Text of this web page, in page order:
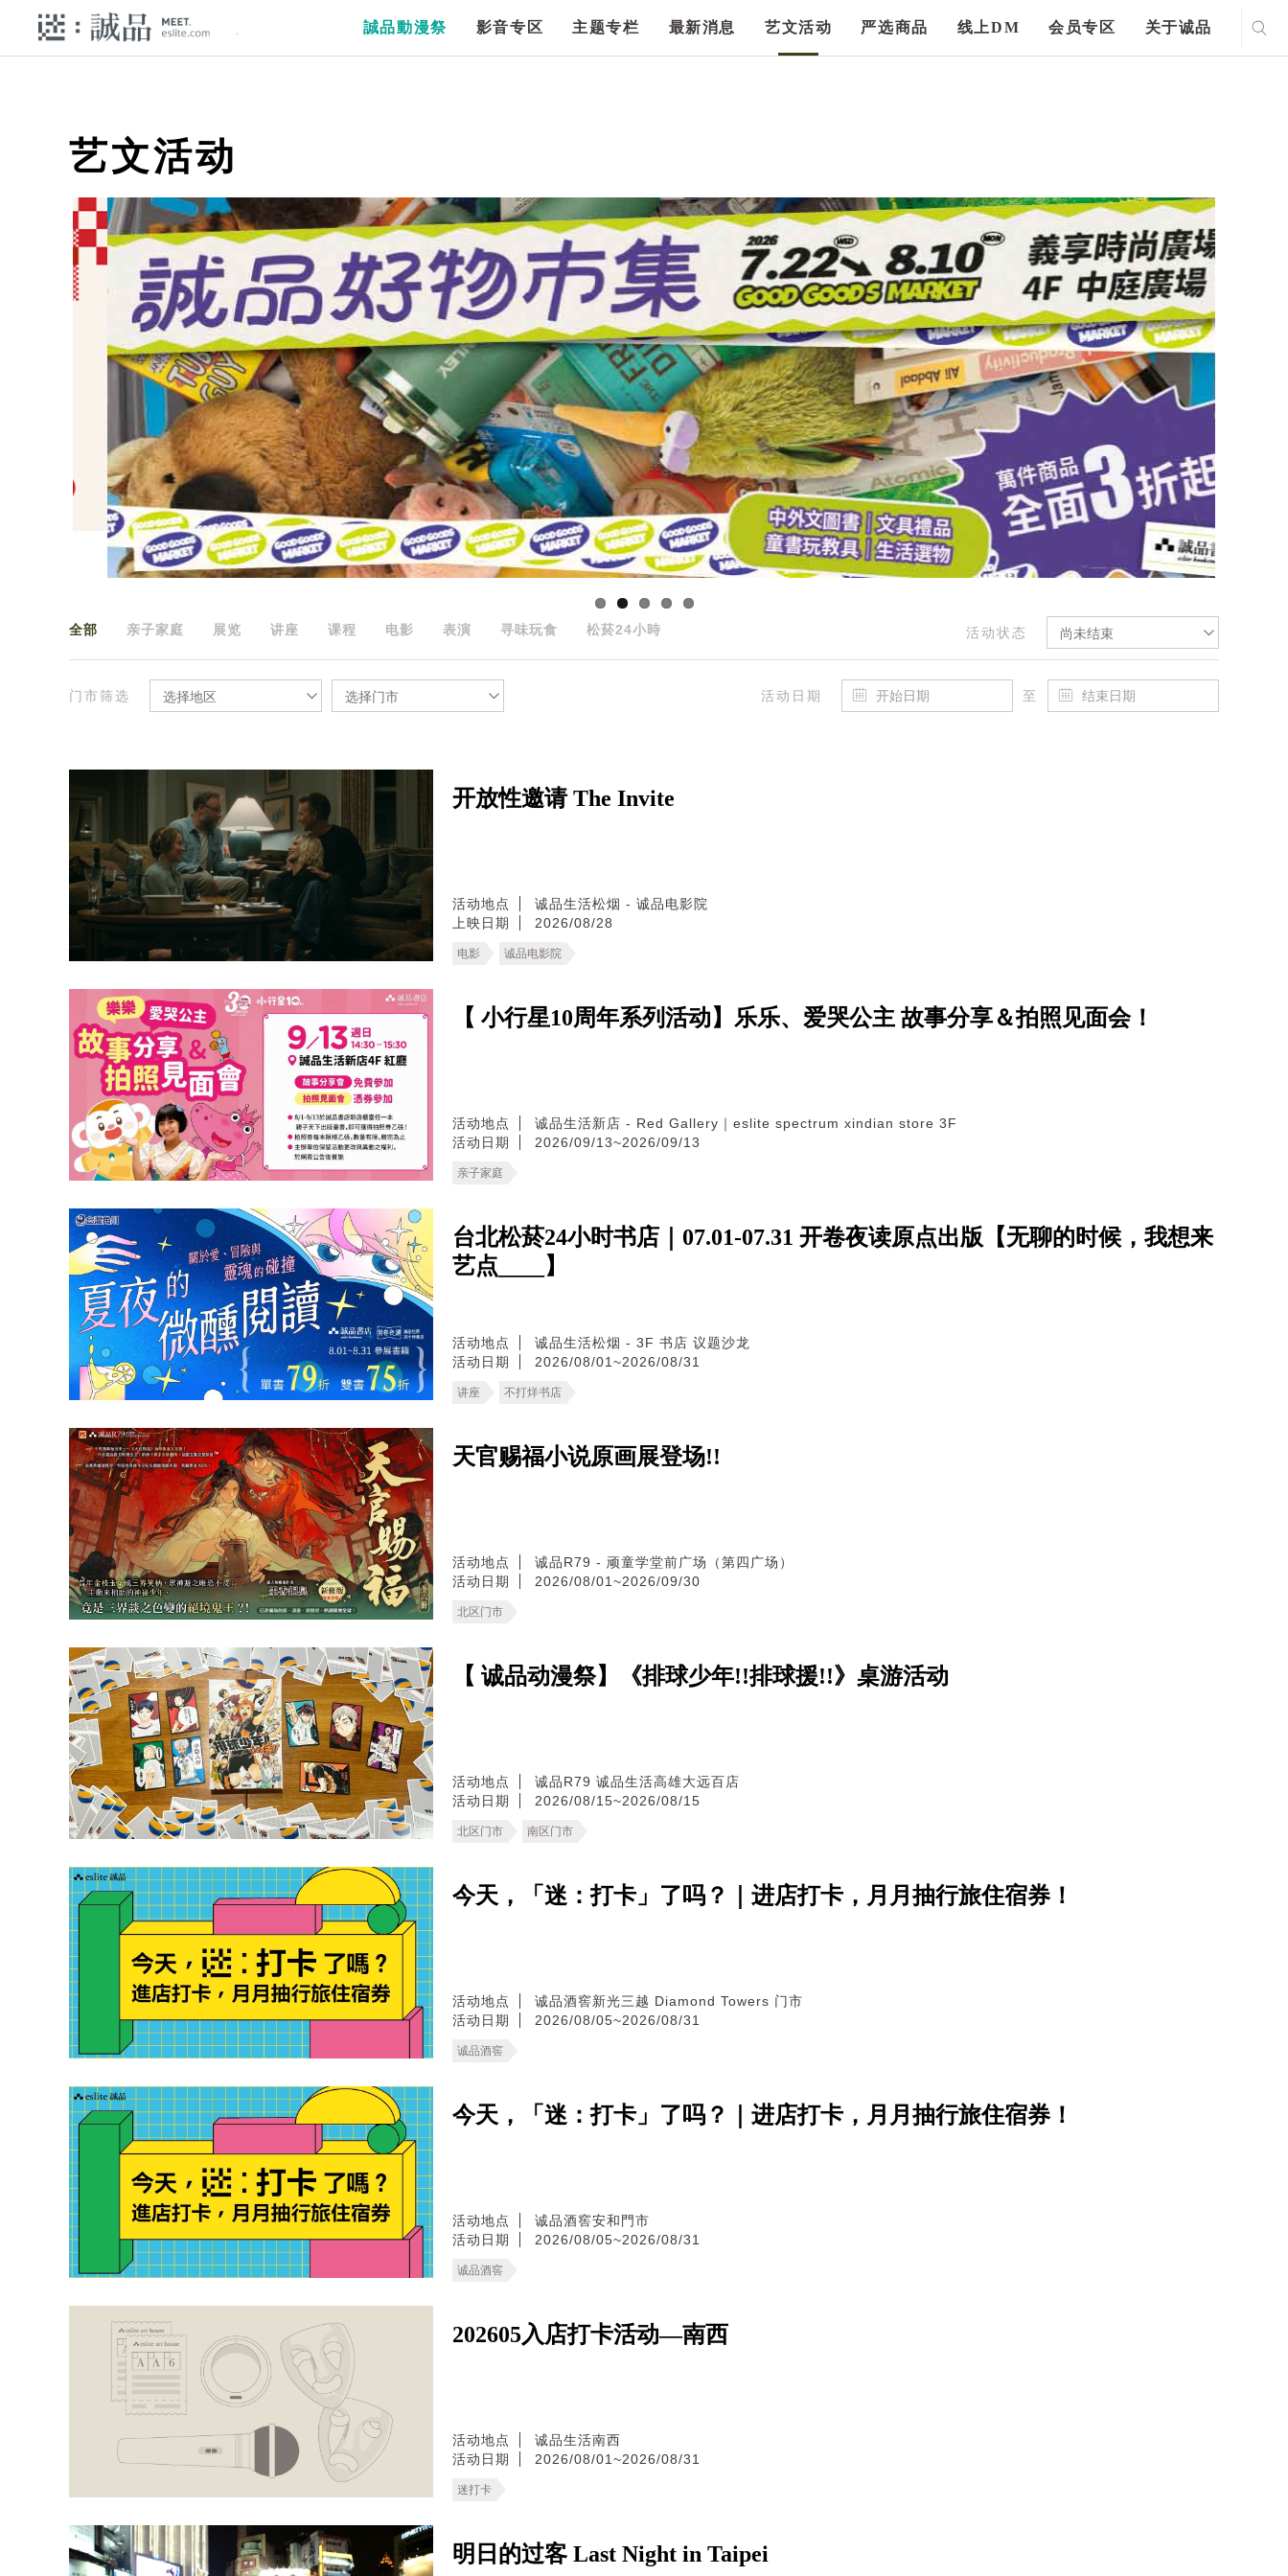
誠品動漫祭 影音专区 主题专栏 最新消息 艺文活动 严选商品 线上DM 会员专区 关于诚品
艺文活动
活动状态 尚未结束
全部 亲子家庭 展览 讲座 课程 电影 表演 寻味玩食 松菸24小時
门市筛选 选择地区 选择门市 活动日期 至
开放性邀请 The Invite
活动地点
诚品生活松烟 - 诚品电影院
上映日期
2026/08/28
电影 诚品电影院
【 小行星10周年系列活动】乐乐、爱哭公主 故事分享＆拍照见面会！
活动地点
诚品生活新店 - Red Gallery｜eslite spectrum xindian store 3F
活动日期
2026/09/13~2026/09/13
亲子家庭
台北松菸24小时书店｜07.01-07.31 开卷夜读原点出版【无聊的时候，我想来
艺点____】
活动地点
诚品生活松烟 - 3F 书店 议题沙龙
活动日期
2026/08/01~2026/08/31
讲座 不打烊书店
天官赐福小说原画展登场!!
活动地点
诚品R79 - 顽童学堂前广场（第四广场）
活动日期
2026/08/01~2026/09/30
北区门市
【 诚品动漫祭】《排球少年!!排球援!!》桌游活动
活动地点 诚品R79 诚品生活高雄大远百店
活动日期
2026/08/15~2026/08/15
北区门市 南区门市
今天，「迷：打卡」了吗？｜进店打卡，月月抽行旅住宿券！
活动地点
诚品酒窖新光三越 Diamond Towers 门市
活动日期
2026/08/05~2026/08/31
诚品酒窖
今天，「迷：打卡」了吗？｜进店打卡，月月抽行旅住宿券！
活动地点
诚品酒窖安和門市
活动日期
2026/08/05~2026/08/31
诚品酒窖
202605入店打卡活动—南西
活动地点
诚品生活南西
活动日期
2026/08/01~2026/08/31
迷打卡
明日的过客 Last Night in Taipei